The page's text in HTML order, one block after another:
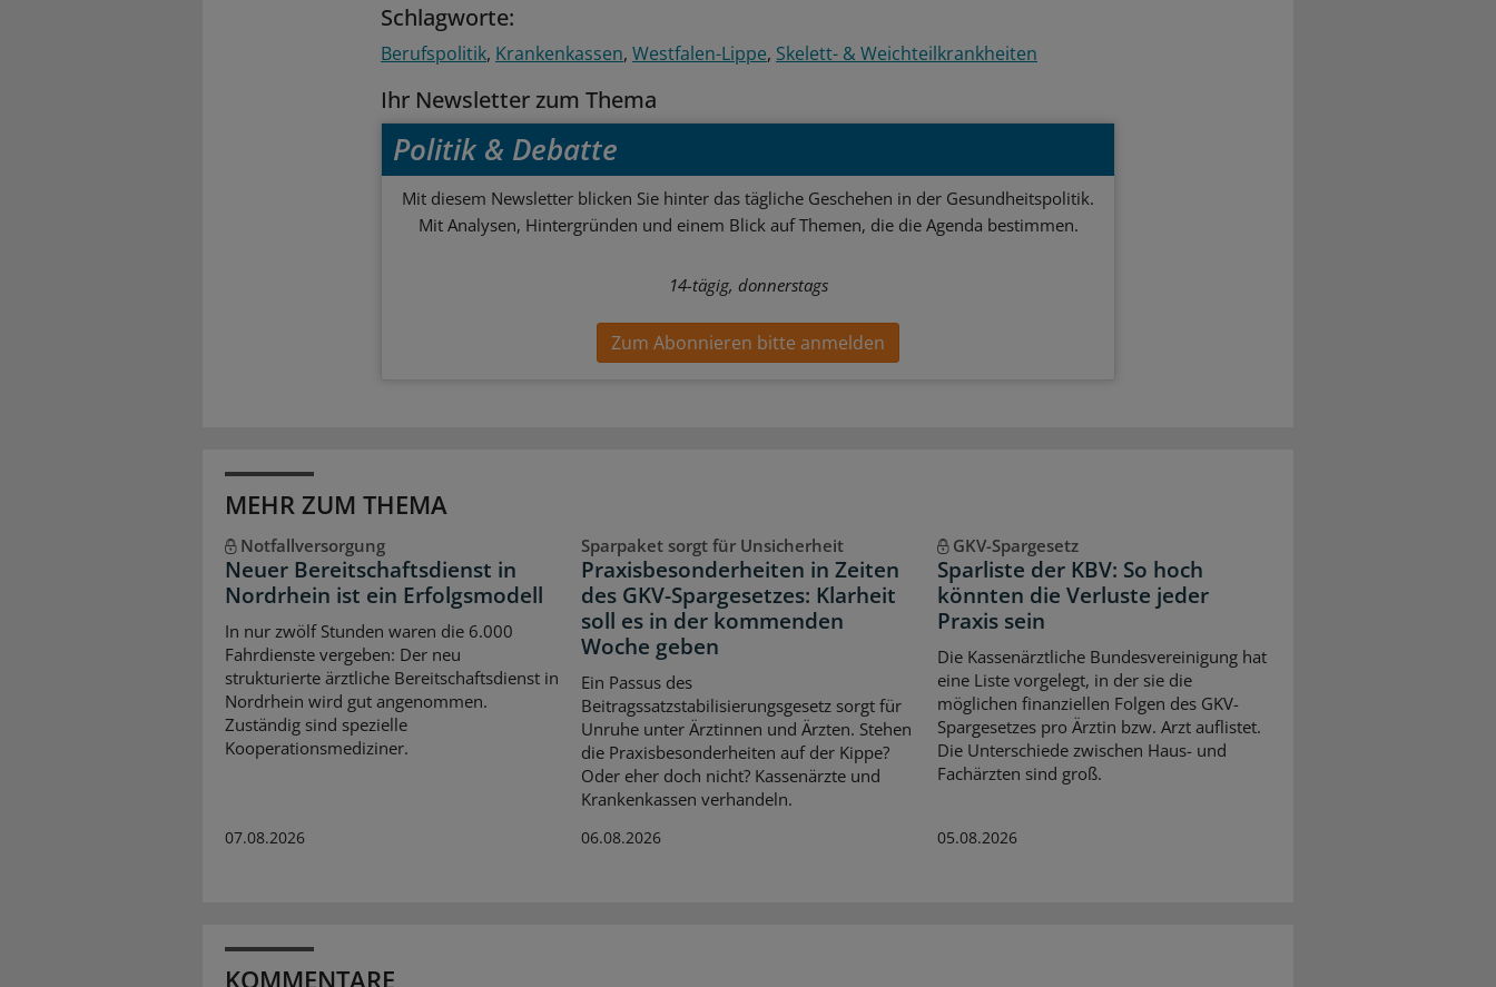
Schlagworte:
Berufspolitik Krankenkassen Westfalen-Lippe Skelett- & Weichteilkrankheiten
Ihr Newsletter zum Thema
Politik & Debatte
Mit diesem Newsletter blicken Sie hinter das tägliche Geschehen in der Gesundheitspolitik.
Mit Analysen, Hintergründen und einem Blick auf Themen, die die Agenda bestimmen.
14-tägig, donnerstags
Zum Abonnieren bitte anmelden
MEHR ZUM THEMA
Notfallversorgung
Neuer Bereitschaftsdienst in
Nordrhein ist ein Erfolgsmodell
In nur zwölf Stunden waren die 6.000
Fahrdienste vergeben: Der neu
strukturierte ärztliche Bereitschaftsdienst in
Nordrhein wird gut angenommen.
Zuständig sind spezielle
Kooperationsmediziner.
07.08.2026
Sparpaket sorgt für Unsicherheit
Praxisbesonderheiten in Zeiten
des GKV-Spargesetzes: Klarheit
soll es in der kommenden
Woche geben
Ein Passus des
Beitragssatzstabilisierungsgesetz sorgt für
Unruhe unter Ärztinnen und Ärzten. Stehen
die Praxisbesonderheiten auf der Kippe?
Oder eher doch nicht? Kassenärzte und
Krankenkassen verhandeln.
06.08.2026
GKV-Spargesetz
Sparliste der KBV: So hoch
könnten die Verluste jeder
Praxis sein
Die Kassenärztliche Bundesvereinigung hat
eine Liste vorgelegt, in der sie die
möglichen finanziellen Folgen des GKV-
Spargesetzes pro Ärztin bzw. Arzt auflistet.
Die Unterschiede zwischen Haus- und
Fachärzten sind groß.
05.08.2026
KOMMENTARE